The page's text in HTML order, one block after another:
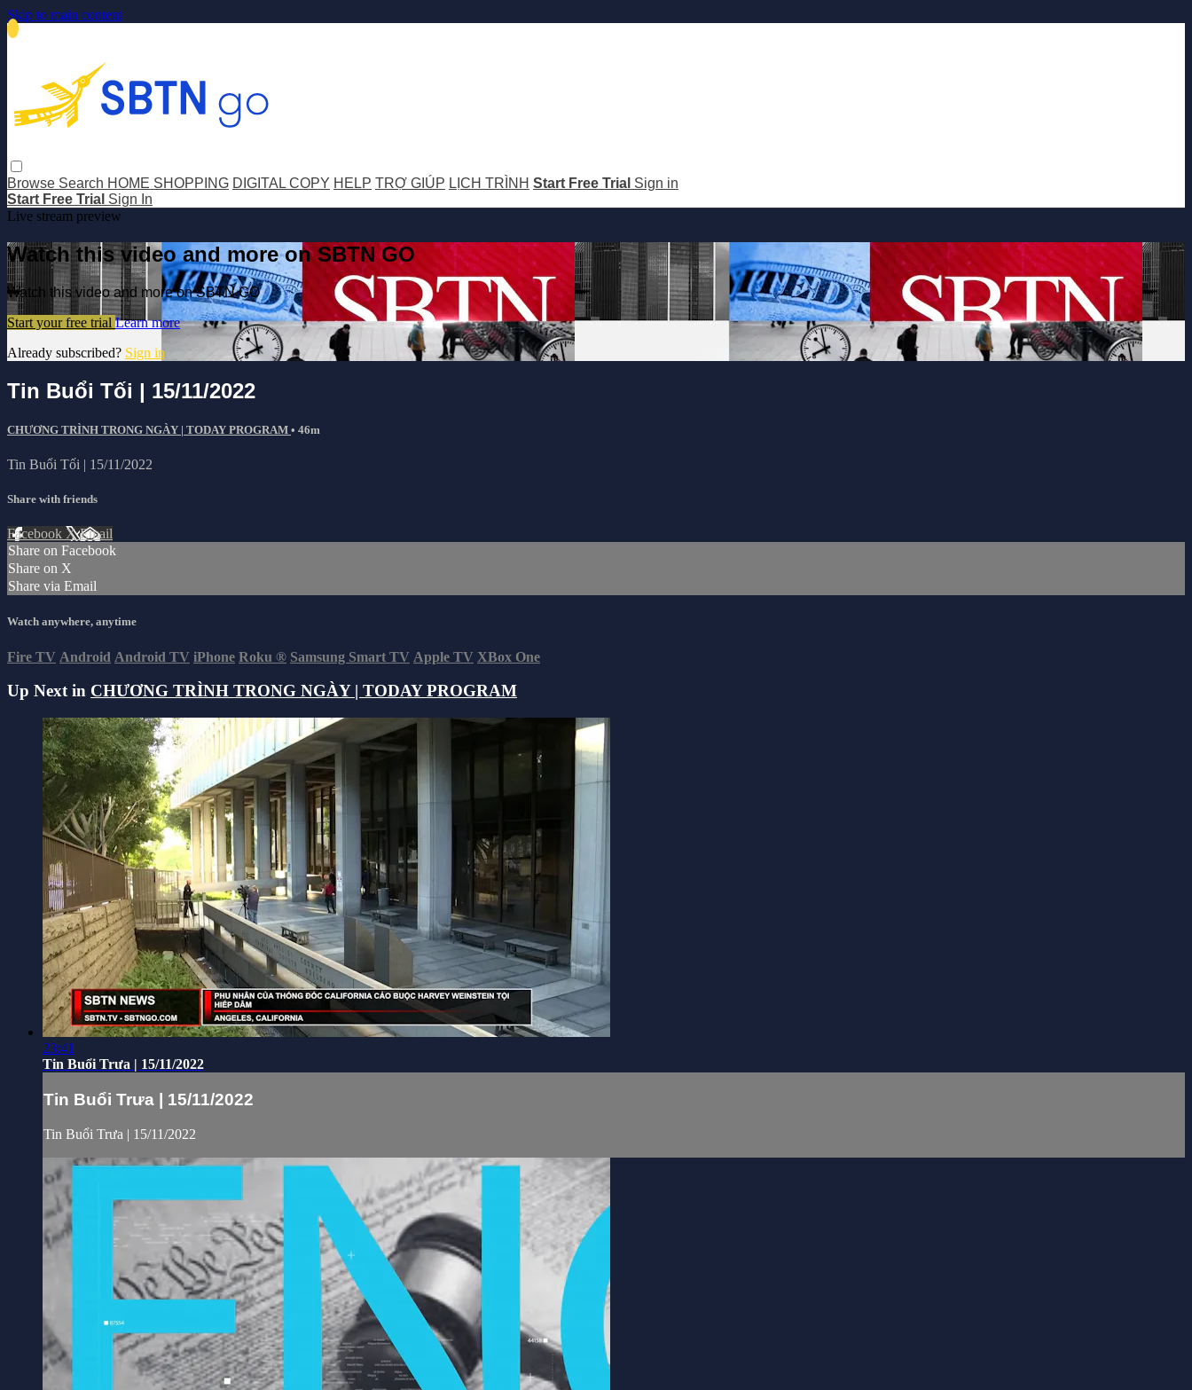
Skip to main content
Browse Search HOME SHOPPING DIGITAL COPY HELP TRỢ GIÚP LỊCH TRÌNH Start Free Trial Sign in
Start Free Trial Sign In
Live stream preview
Watch this video and more on SBTN GO
Watch this video and more on SBTN GO
Start your free trial Learn more
Already subscribed? Sign in
Tin Buổi Tối | 15/11/2022
CHƯƠNG TRÌNH TRONG NGÀY | TODAY PROGRAM • 46m
Tin Buổi Tối | 15/11/2022
Share with friends
Facebook XEmail
Share on Facebook
Share on X
Share via Email
Watch anywhere, anytime
Fire TV Android Android TV iPhone Roku ® Samsung Smart TV Apple TV XBox One
Up Next in CHƯƠNG TRÌNH TRONG NGÀY | TODAY PROGRAM
23:41
Tin Buổi Trưa | 15/11/2022
Tin Buổi Trưa | 15/11/2022
Tin Buổi Trưa | 15/11/2022